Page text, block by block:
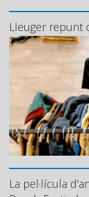
Lleuger repunt
La pel·lícula